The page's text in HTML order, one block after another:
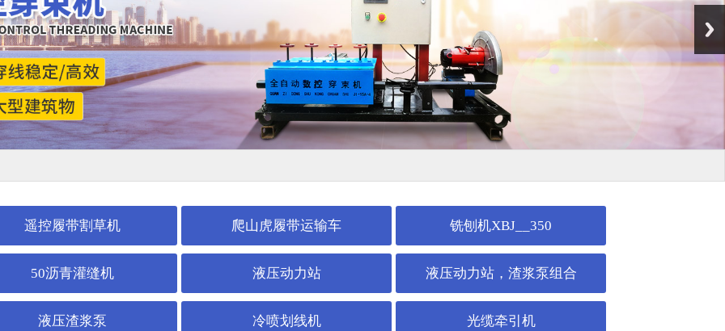
遥控履带割草机 爬山虎履带运输车 铣刨机XBJ__350
50沥青灌缝机 液压动力站 液压动力站，渣浆泵组合
液压渣浆泵 冷喷划线机 光缆牵引机